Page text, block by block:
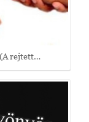
(A rejtett…